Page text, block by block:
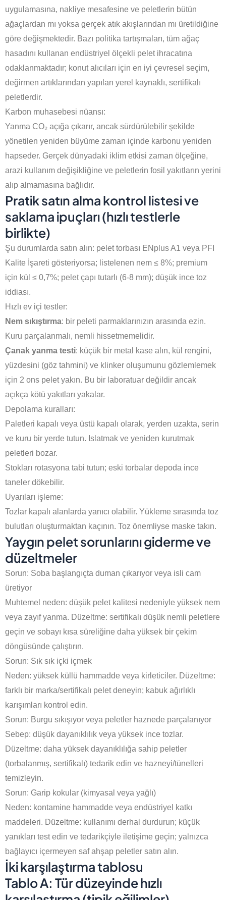
uygulamasına, nakliye mesafesine ve peletlerin bütün
ağaçlardan mı yoksa gerçek atık akışlarından mı üretildiğine
göre değişmektedir. Bazı politika tartışmaları, tüm ağaç
hasadını kullanan endüstriyel ölçekli pelet ihracatına
odaklanmaktadır; konut alıcıları için en iyi çevresel seçim,
değirmen artıklarından yapılan yerel kaynaklı, sertifikalı
peletlerdir.
Karbon muhasebesi nüansı:
Yanma CO₂ açığa çıkarır, ancak sürdürülebilir şekilde
yönetilen yeniden büyüme zaman içinde karbonu yeniden
hapseder. Gerçek dünyadaki iklim etkisi zaman ölçeğine,
arazi kullanım değişikliğine ve peletlerin fosil yakıtların yerini
alıp almamasına bağlıdır.
Pratik satın alma kontrol listesi ve
saklama ipuçları (hızlı testlerle
birlikte)
Şu durumlarda satın alın: pelet torbası ENplus A1 veya PFI
Kalite İşareti gösteriyorsa; listelenen nem ≤ 8%; premium
için kül ≤ 0,7%; pelet çapı tutarlı (6-8 mm); düşük ince toz
iddiası.
Hızlı ev içi testler:
Nem sıkıştırma: bir peleti parmaklarınızın arasında ezin.
Kuru parçalanmalı, nemli hissetmemelidir.
Çanak yanma testi: küçük bir metal kase alın, kül rengini,
yüzdesini (göz tahmini) ve klinker oluşumunu gözlemlemek
için 2 ons pelet yakın. Bu bir laboratuar değildir ancak
açıkça kötü yakıtları yakalar.
Depolama kuralları:
Paletleri kapalı veya üstü kapalı olarak, yerden uzakta, serin
ve kuru bir yerde tutun. Islatmak ve yeniden kurutmak
peletleri bozar.
Stokları rotasyona tabi tutun; eski torbalar depoda ince
taneler dökebilir.
Uyarıları işleme:
Tozlar kapalı alanlarda yanıcı olabilir. Yükleme sırasında toz
bulutları oluşturmaktan kaçının. Toz önemliyse maske takın.
Yaygın pelet sorunlarını giderme ve
düzeltmeler
Sorun: Soba başlangıçta duman çıkarıyor veya isli cam
üretiyor
Muhtemel neden: düşük pelet kalitesi nedeniyle yüksek nem
veya zayıf yanma. Düzeltme: sertifikalı düşük nemli peletlere
geçin ve sobayı kısa süreliğine daha yüksek bir çekim
döngüsünde çalıştırın.
Sorun: Sık sık içki içmek
Neden: yüksek küllü hammadde veya kirleticiler. Düzeltme:
farklı bir marka/sertifikalı pelet deneyin; kabuk ağırlıklı
karışımları kontrol edin.
Sorun: Burgu sıkışıyor veya peletler haznede parçalanıyor
Sebep: düşük dayanıklılık veya yüksek ince tozlar.
Düzeltme: daha yüksek dayanıklılığa sahip peletler
(torbalanmış, sertifikalı) tedarik edin ve hazneyi/tünelleri
temizleyin.
Sorun: Garip kokular (kimyasal veya yağlı)
Neden: kontamine hammadde veya endüstriyel katkı
maddeleri. Düzeltme: kullanımı derhal durdurun; küçük
yanıkları test edin ve tedarikçiyle iletişime geçin; yalnızca
bağlayıcı içermeyen saf ahşap peletler satın alın.
İki karşılaştırma tablosu
Tablo A: Tür düzeyinde hızlı